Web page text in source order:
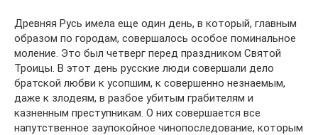
Древняя Русь имела еще один день, в который, главным
образом по городам, совершалось особое поминальное
моление. Это был четверг перед праздником Святой
Троицы. В этот день русские люди совершали дело
братской любви к усопшим, к совершенно незнаемым,
даже к злодеям, в разбое убитым грабителям и
казненным преступникам. О них совершается все
напутственное заупокойное чинопоследование, которым